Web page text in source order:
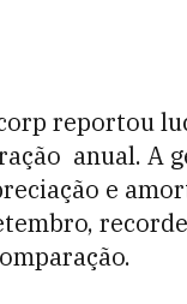
reportou
anual. A
e